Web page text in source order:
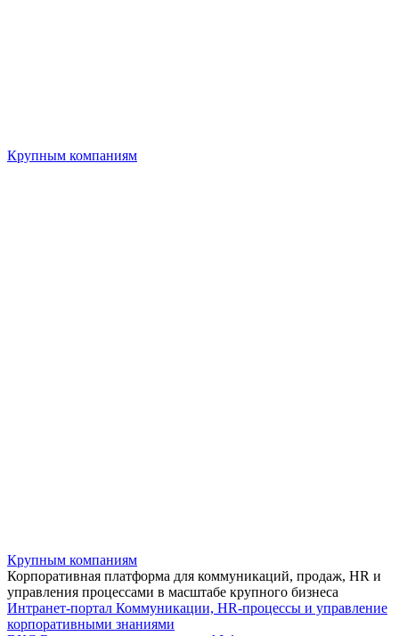
Крупным компаниям
Крупным компаниям
Корпоративная платформа для коммуникаций, продаж, HR и
управления процессами в масштабе крупного бизнеса
Интранет-портал Коммуникации, HR-процессы и управление
корпоративными знаниями